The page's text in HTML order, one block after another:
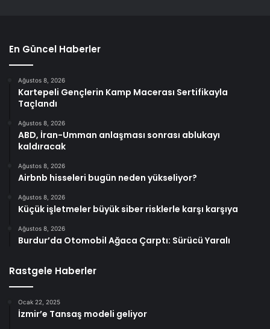
En Güncel Haberler
Ağustos 8, 2026
Kartepeli Gençlerin Kamp Macerası Sertifikayla
Taçlandı
Ağustos 8, 2026
ABD, İran-Umman anlaşması sonrası ablukayı
kaldıracak
Ağustos 8, 2026
Airbnb hisseleri bugün neden yükseliyor?
Ağustos 8, 2026
Küçük işletmeler büyük siber risklerle karşı karşıya
Ağustos 8, 2026
Burdur’da Otomobil Ağaca Çarptı: Sürücü Yaralı
Rastgele Haberler
Ocak 22, 2025
İzmir’e Tansaş modeli geliyor